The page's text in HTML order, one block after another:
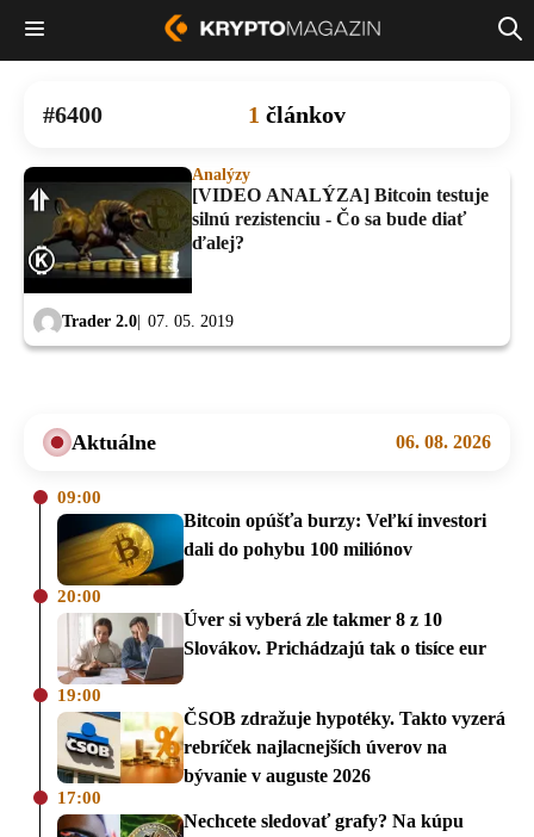
6400 1 článkov
Analýzy
[VIDEO ANALÝZA] Bitcoin testuje
silnú rezistenciu - Čo sa bude diať
ďalej?
Trader 2.0 07. 05. 2019
Aktuálne 06. 08. 2026
09:00
Bitcoin opúšťa burzy: Veľkí investori
dali do pohybu 100 miliónov
20:00
Úver si vyberá zle takmer 8 z 10
Slovákov. Prichádzajú tak o tisíce eur
19:00
ČSOB zdražuje hypotéky. Takto vyzerá
rebríček najlacnejších úverov na
bývanie v auguste 2026
17:00
Nechcete sledovať grafy? Na kúpu